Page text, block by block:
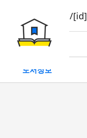
book/rent/[id]
대여
도서정보